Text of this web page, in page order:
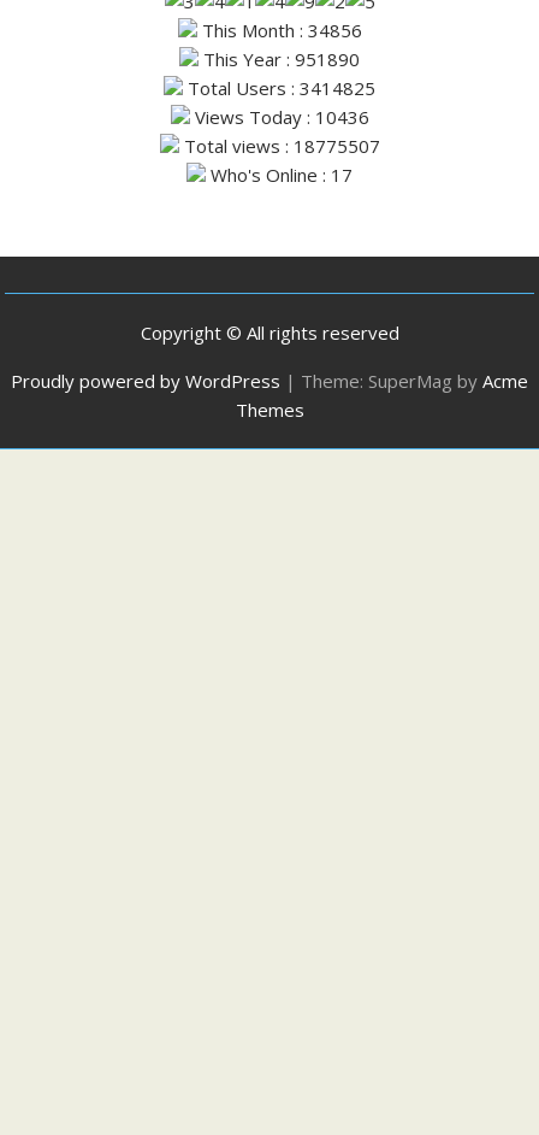
This Month : 34856
This Year : 951890
Total Users : 3414825
Views Today : 10436
Total views : 18775507
Who's Online : 17
Copyright © All rights reserved
Proudly powered by WordPress | Theme: SuperMag by Acme
Themes